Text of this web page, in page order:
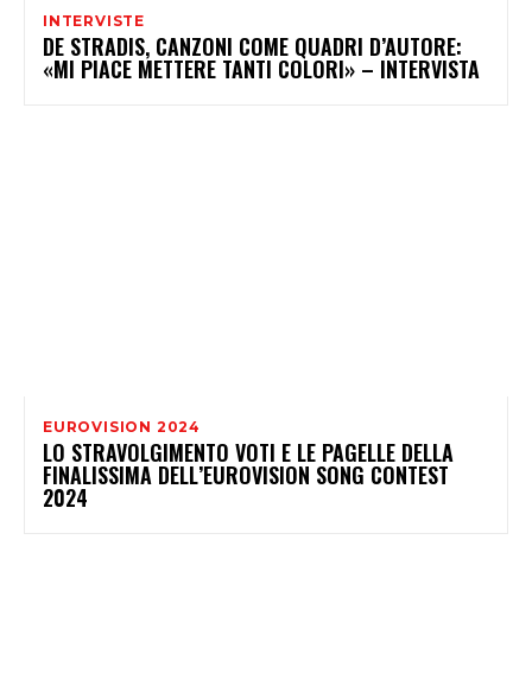
INTERVISTE
DE STRADIS, CANZONI COME QUADRI D’AUTORE:
«MI PIACE METTERE TANTI COLORI» – INTERVISTA
EUROVISION 2024
LO STRAVOLGIMENTO VOTI E LE PAGELLE DELLA
FINALISSIMA DELL’EUROVISION SONG CONTEST
2024